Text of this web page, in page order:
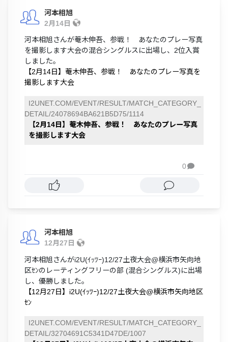
河本相旭
2月14日
河本相旭さんが菴木伸吾、参戦！ あなたのプレー写真
を撮影します大会の混合シングルスに出場し、2位入賞
しました。
【2月14日】菴木伸吾、参戦！ あなたのプレー写真を
撮影します大会
I2UNET.COM/EVENT/RESULT/MATCH_CATEGORY_
DETAIL/24078694BA621B5D75/1114
【2月14日】菴木伸吾、参戦！ あなたのプレー写真
を撮影します大会
0
河本相旭
12月27日
河本相旭さんがi2U(ｲｯﾂｰ)12/27土夜大会@横浜市矢向地
区ｾﾝのレーティングフリーの部 (混合シングルス)に出場
し、優勝しました。
【12月27日】i2U(ｲｯﾂｰ)12/27土夜大会@横浜市矢向地区
ｾﾝ
I2UNET.COM/EVENT/RESULT/MATCH_CATEGORY_
DETAIL/32704691C5341D47DE/1007